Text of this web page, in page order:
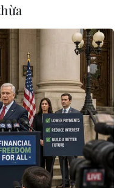
trực tuyến